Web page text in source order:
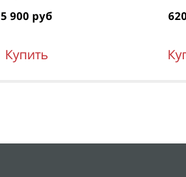
5 900 руб
Купить